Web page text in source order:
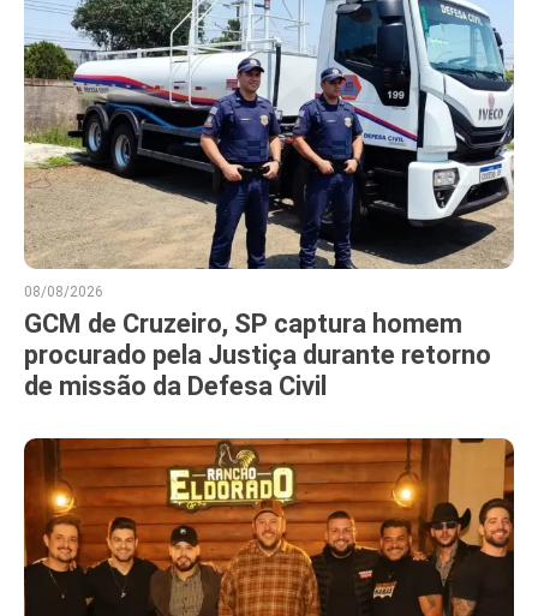
08/08/2026
GCM de Cruzeiro, SP captura homem
procurado pela Justiça durante retorno
de missão da Defesa Civil